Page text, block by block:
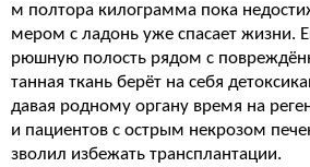
м полтора килограмма пока
мером с ладонь уже спасает жизни.
рюшную полость рядом с
танная ткань берёт на себя
давая родному органу время на
и пациентов с острым некрозом
зволил избежать трансплантации.